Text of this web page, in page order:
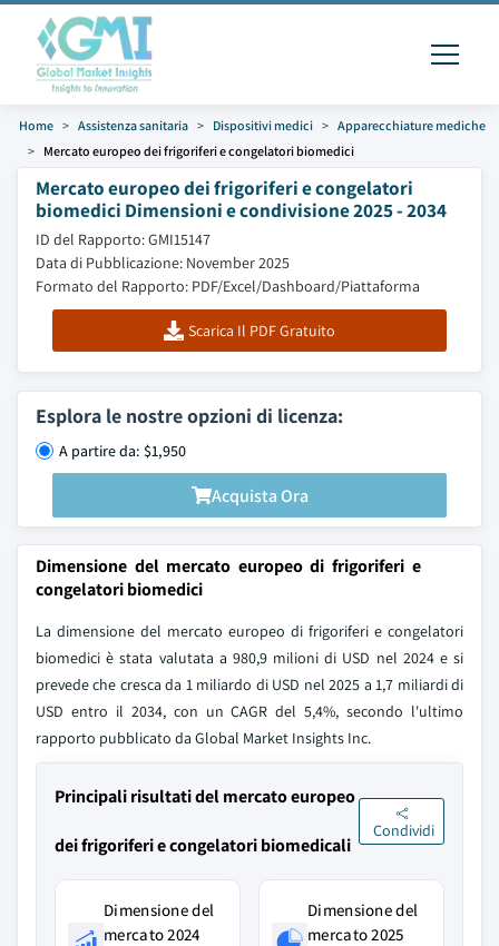
Home Assistenza sanitaria Dispositivi medici
Apparecchiature mediche
Mercato europeo dei frigoriferi e congelatori biomedici
Mercato europeo dei frigoriferi e congelatori
biomedici Dimensioni e condivisione 2025 - 2034
ID del Rapporto: GMI15147
Data di Pubblicazione: November 2025
Formato del Rapporto: PDF/Excel/Dashboard/Piattaforma
Scarica Il PDF Gratuito
Esplora le nostre opzioni di licenza:
A partire da: $1,950
Acquista Ora
Dimensione del mercato europeo di frigoriferi e
congelatori biomedici
La dimensione del mercato europeo di frigoriferi e congelatori
biomedici è stata valutata a 980,9 milioni di USD nel 2024 e si
prevede che cresca da 1 miliardo di USD nel 2025 a 1,7 miliardi di
USD entro il 2034, con un CAGR del 5,4%, secondo l'ultimo
rapporto pubblicato da Global Market Insights Inc.
Principali risultati del mercato europeo
dei frigoriferi e congelatori biomedicali
Condividi
Dimensione del
mercato 2024
Dimensione del
mercato 2025